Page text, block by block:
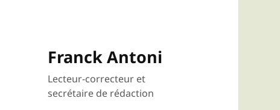
Franck Antoni
Lecteur-correcteur et
secrétaire de rédaction